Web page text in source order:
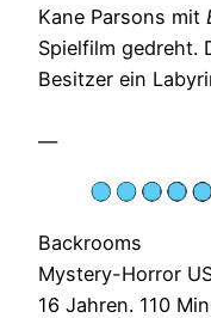
Kane Parsons mit
Spielfilm gedreht.
Besitzer ein
—
Backrooms
Mystery-Horror
16 Jahren. 110